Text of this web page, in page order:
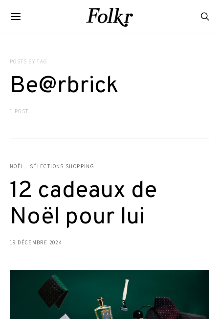
POSTS BY TAG
Be@rbrick
1 POST
NOËL SÉLECTIONS SHOPPING
12 cadeaux de
Noël pour lui
19 DÉCEMBRE 2024